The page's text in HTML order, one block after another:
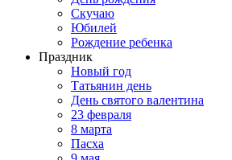
Скучаю
Юбилей
Рождение ребенка
Праздник
Новый год
Татьянин день
День святого валентина
23 февраля
8 марта
Пасха